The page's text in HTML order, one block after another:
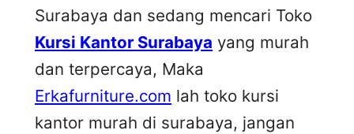
Surabaya dan sedang mencari Toko
Kursi Kantor Surabaya yang murah
dan terpercaya, Maka
Erkafurniture.com lah toko kursi
kantor murah di surabaya, jangan